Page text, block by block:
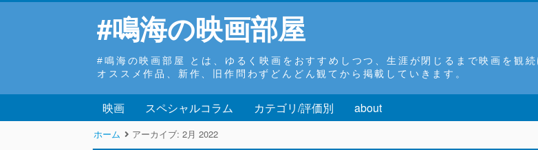
#鳴海の映画部屋
#鳴海の映画部屋 とは、ゆるく映画をおすすめしつつ、生涯が閉じるまで映画を観
オススメ作品、新作、旧作問わずどんどん観てから掲載していきます。
映画 スペシャルコラム カテゴリ/評価別 about
ホーム アーカイブ:2月 2022